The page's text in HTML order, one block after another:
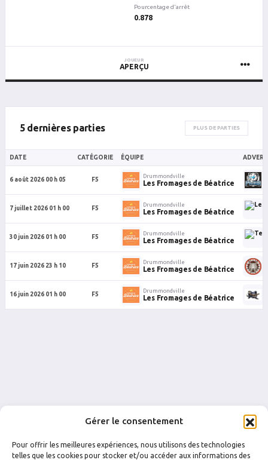
Gérer le consentement
Pour offrir les meilleures expériences, nous utilisons des technologies
telles que les cookies pour stocker et/ou accéder aux informations des
Pourcentage d'arrêt
0.878
JOUEUR
APERÇU
5 dernières parties PLUS DE PARTIES
DATE CATÉGORIE ÉQUIPE
6 août 2026 00 h 05 F5
Drummondville
Les Fromages de Béatrice
7 juillet 2026 01 h 00 F5
Drummondville
Les Fromages de Béatrice
30 juin 2026 01 h 00 F5
Drummondville
Les Fromages de Béatrice
17 juin 2026 23 h 10 F5
Drummondville
Les Fromages de Béatrice
16 juin 2026 01 h 00 F5
Drummondville
Les Fromages de Béatrice